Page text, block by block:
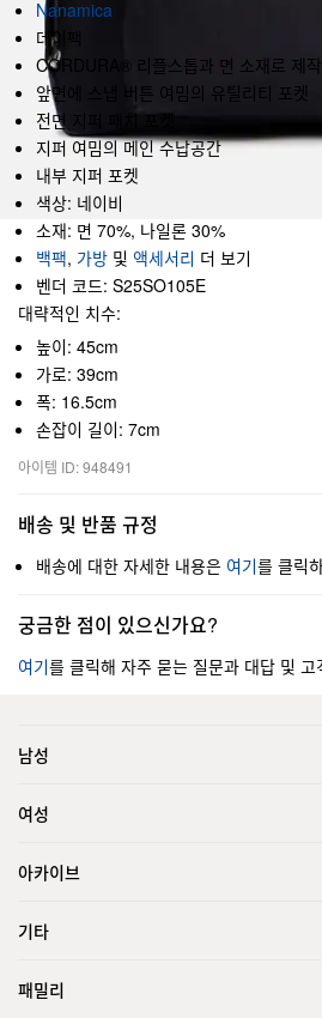
Nanamica
데이팩
CORDURA® 리플스톱과 면 소재로 제작
앞면에 스냅 버튼 여밈의 유틸리티 포켓
전면 지퍼 패치 포켓
지퍼 여밈의 메인 수납공간
내부 지퍼 포켓
색상: 네이비
소재: 면 70%, 나일론 30%
백팩, 가방 및 액세서리 더 보기
벤더 코드: S25SO105E
대략적인 치수:
높이: 45cm
가로: 39cm
폭: 16.5cm
손잡이 길이: 7cm
아이템 ID: 948491
배송 및 반품 규정
배송에 대한 자세한 내용은 여기를 클릭
궁금한 점이 있으신가요?
여기를 클릭해 자주 묻는 질문과 대답 및
남성
여성
아카이브
기타
패밀리